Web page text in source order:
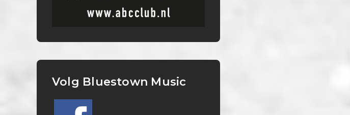
Volg Bluestown Music